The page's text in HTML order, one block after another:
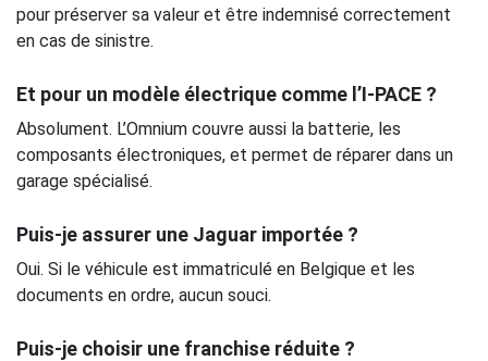
pour préserver sa valeur et être indemnisé correctement
en cas de sinistre.
Et pour un modèle électrique comme l’I-PACE ?
Absolument. L’Omnium couvre aussi la batterie, les
composants électroniques, et permet de réparer dans un
garage spécialisé.
Puis-je assurer une Jaguar importée ?
Oui. Si le véhicule est immatriculé en Belgique et les
documents en ordre, aucun souci.
Puis-je choisir une franchise réduite ?